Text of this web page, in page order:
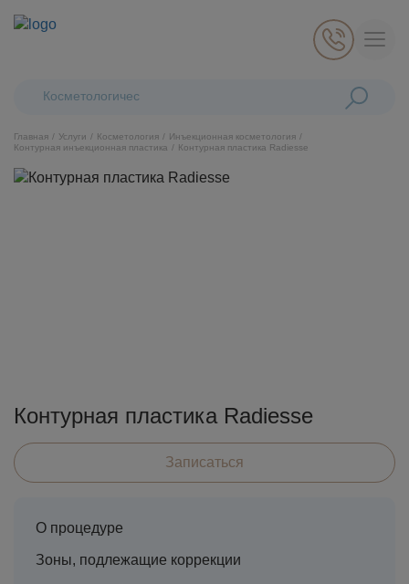
Поиск:Косметологические лазеры
Главная Услуги Косметология
Инъекционная косметология
Контурная инъекционная пластика
Контурная пластика Radiesse
Контурная пластика Radiesse
Записаться
О процедуре
Зоны, подлежащие коррекции